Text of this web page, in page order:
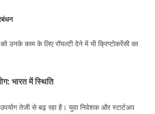
उनके काम के लिए रॉयल्टी देने में भी क्रिप्टोकरेंसी का
भारत में स्थिति
उपयोग तेजी से बढ़ रहा है। युवा निवेशक और स्टार्टअप